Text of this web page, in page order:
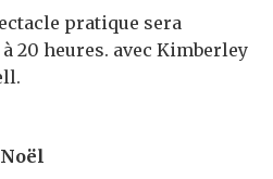
pratique sera
20 heures. avec Kimberley